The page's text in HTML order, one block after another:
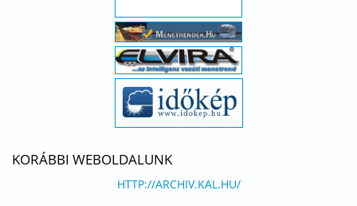
KORÁBBI WEBOLDALUNK
HTTP://ARCHIV.KAL.HU/